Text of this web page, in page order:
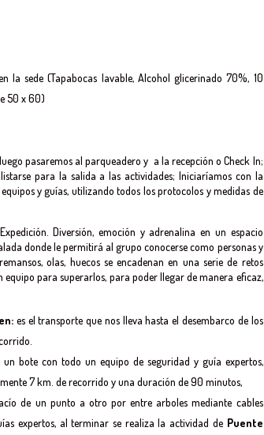
la sede (Tapabocas lavable, Alcohol glicerinado 70%, 10
50 x 60)
pasaremos al parqueadero y a la recepción o Check In;
para la salida a las actividades; Iniciaríamos con la
y guías, utilizando todos los protocolos y medidas de
Diversión, emoción y adrenalina en un espacio
donde le permitirá al grupo conocerse como personas y
olas, huecos se encadenan en una serie de retos
para superarlos, para poder llegar de manera eficaz,
es el transporte que nos lleva hasta el desembarco de los
bote con todo un equipo de seguridad y guía expertos,
7 km. de recorrido y una duración de 90 minutos,
de un punto a otro por entre arboles mediante cables
expertos, al terminar se realiza la actividad de Puente